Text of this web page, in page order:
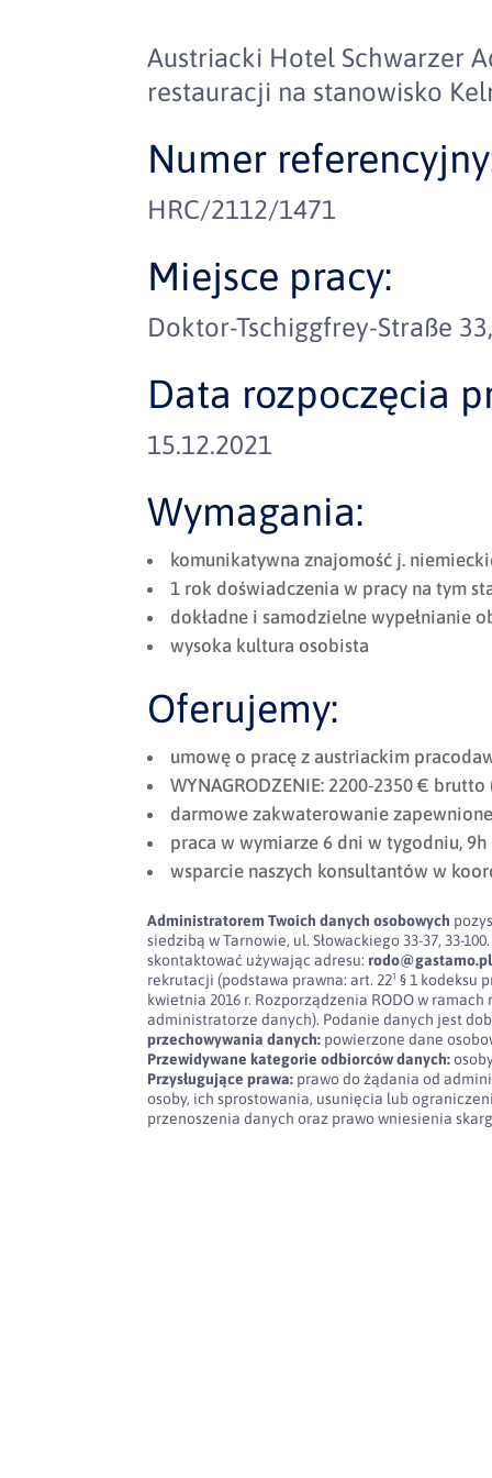
Austriacki Hotel Schwarzer
restauracji na stanowisko
Numer
HRC/2112/1471
Miejsce pracy:
Doktor-Tschiggfrey-Straße
Data rozpoczęcia
15.12.2021
Wymagania:
komunikatywna znajomość j.
1 rok doświadczenia w pracy na tym
dokładne i samodzielne wypełnianie
wysoka kultura osobista
Oferujemy:
umowę o pracę z austriackim
WYNAGRODZENIE: 2200-2350 €
darmowe zakwaterowanie
praca w wymiarze 6 dni w tygodniu,
wsparcie naszych konsultantów w
Administratorem Twoich danych osobowych
siedzibą w Tarnowie, ul. Słowackiego 33-37, 33-
skontaktować używając adresu:rodo@gastamo.pl
rekrutacji (podstawa prawna: art. 22¹ § 1 kodeksu
kwietnia 2016 r. Rozporządzenia RODO w
administratorze danych). Podanie danych jest
przechowywania danych: powierzone dane
Przewidywane kategorie odbiorców danych:
Przysługujące prawa: prawo do żądania od
osoby, ich sprostowania, usunięcia lub
przenoszenia danych oraz prawo wniesienia